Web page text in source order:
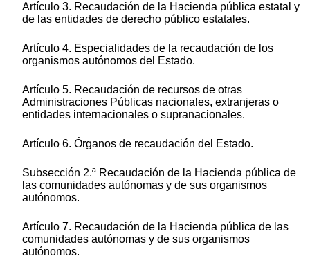
Artículo 3. Recaudación de la Hacienda pública estatal y
de las entidades de derecho público estatales.
Artículo 4. Especialidades de la recaudación de los
organismos autónomos del Estado.
Artículo 5. Recaudación de recursos de otras
Administraciones Públicas nacionales, extranjeras o
entidades internacionales o supranacionales.
Artículo 6. Órganos de recaudación del Estado.
Subsección 2.ª Recaudación de la Hacienda pública de
las comunidades autónomas y de sus organismos
autónomos.
Artículo 7. Recaudación de la Hacienda pública de las
comunidades autónomas y de sus organismos
autónomos.